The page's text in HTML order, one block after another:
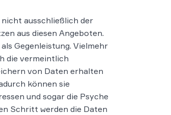
ausschließlich der
aus diesen Angeboten.
Gegenleistung. Vielmehr
die vermeintlich
von Daten erhalten
können sie
und sogar die Psyche
Schritt werden die Daten